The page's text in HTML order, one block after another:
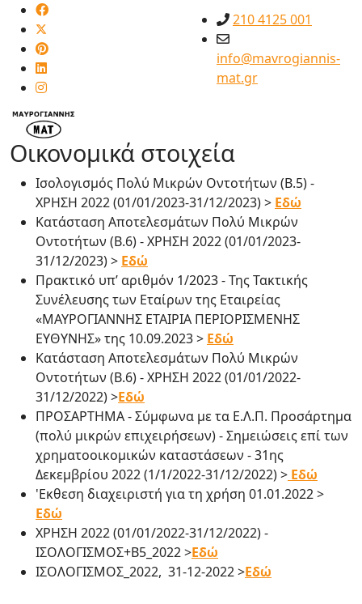
210 4125 001
info@mavrogiannis-
mat.gr
Οικονομικά στοιχεία
Ισολογισμός Πολύ Μικρών Οντοτήτων (Β.5) -
ΧΡΗΣΗ 2022 (01/01/2023-31/12/2023) > Εδώ
Κατάσταση Αποτελεσμάτων Πολύ Μικρών
Οντοτήτων (Β.6) - ΧΡΗΣΗ 2022 (01/01/2023-
31/12/2023) > Εδώ
Πρακτικό υπ’ αριθμόν 1/2023 - Της Τακτικής
Συνέλευσης των Εταίρων της Εταιρείας
«ΜΑΥΡΟΓΙΑΝΝΗΣ ΕΤΑΙΡΙΑ ΠΕΡΙΟΡΙΣΜΕΝΗΣ
ΕΥΘΥΝΗΣ» της 10.09.2023 > Εδώ
Κατάσταση Αποτελεσμάτων Πολύ Μικρών
Οντοτήτων (Β.6) - ΧΡΗΣΗ 2022 (01/01/2022-
31/12/2022) >Εδώ
ΠΡΟΣΑΡΤΗΜΑ - Σύμφωνα με τα Ε.Λ.Π. Προσάρτημα
(πολύ μικρών επιχειρήσεων) - Σημειώσεις επί των
χρηματοοικομικών καταστάσεων - 31ης
Δεκεμβρίου 2022 (1/1/2022-31/12/2022) > Εδώ
'Εκθεση διαχειριστή για τη χρήση 01.01.2022 >
Εδώ
ΧΡΗΣΗ 2022 (01/01/2022-31/12/2022) -
ΙΣΟΛΟΓΙΣΜΟΣ+Β5_2022 >Εδώ
ΙΣΟΛΟΓΙΣΜΟΣ_2022, 31-12-2022 >Εδώ